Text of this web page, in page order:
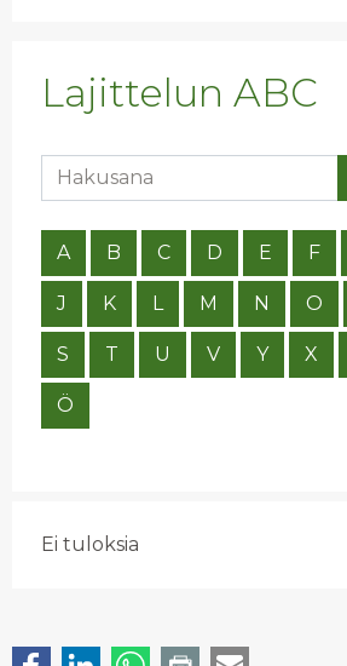
Lajittelun ABC
Hakusana
A B C D E F
J K L M N O
S T U V Y X
Ö
Ei tuloksia